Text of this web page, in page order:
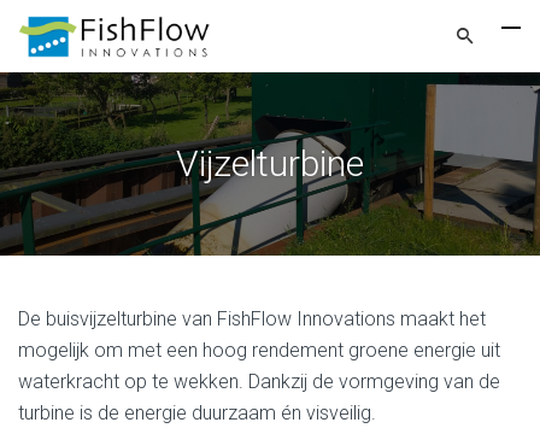
Vijzelturbine
De buisvijzelturbine van FishFlow Innovations maakt het
mogelijk om met een hoog rendement groene energie uit
waterkracht op te wekken. Dankzij de vormgeving van de
turbine is de energie duurzaam én visveilig.